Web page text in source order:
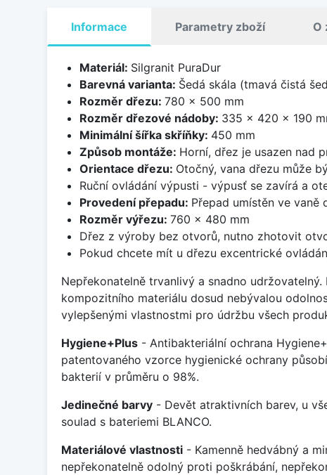
Informace Parametry zboží O
Materiál: Silgranit PuraDur
Barevná varianta: Šedá skála (tmavá čistá
Rozměr dřezu: 780 x 500 mm
Rozměr dřezové nádoby: 335 x 420 x 190
Minimální šířka skříňky: 450 mm
Způsob montáže: Horní, dřez je usazen nad
Orientace dřezu: Otočný, vana dřezu může
Ruční ovládání výpusti - výpusť se zavírá a
Provedení přepadu: Přepad umístěn ve vaně
Rozměr výřezu: 760 x 480 mm
Dřez z výroby bez otvorů, nutno zhotovit
Pokud chcete mít u dřezu excentrické
Nepřekonatelně trvanlivý a snadno
kompozitního materiálu dosud nebývalou
vylepšenými vlastnostmi pro údržbu všech
Hygiene+Plus - Antibakteriální ochrana
patentovaného vzorce hygienické ochrany
bakterií v průměru o 98%.
Jedinečné barvy - Devět atraktivních barev, u
soulad s bateriemi BLANCO.
Materiálové vlastnosti - Kamenně hedvábný a
nepřekonatelně odolný proti poškrábání,